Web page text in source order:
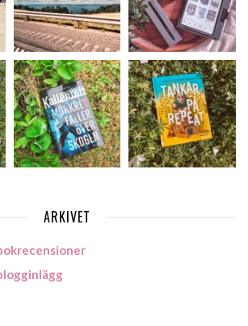
ARKIVET